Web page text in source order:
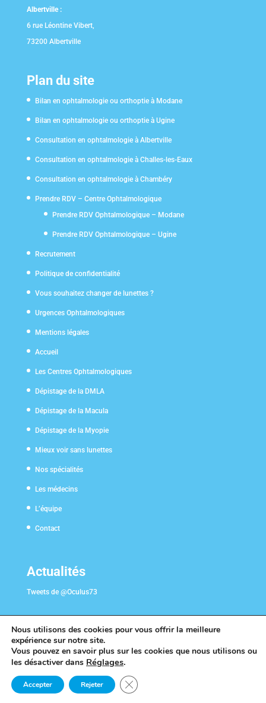
Albertville :
6 rue Léontine Vibert,
73200 Albertville
Plan du site
Bilan en ophtalmologie ou orthoptie à Modane
Bilan en ophtalmologie ou orthoptie à Ugine
Consultation en ophtalmologie à Albertville
Consultation en ophtalmologie à Challes-les-Eaux
Consultation en ophtalmologie à Chambéry
Prendre RDV – Centre Ophtalmologique
Prendre RDV Ophtalmologique – Modane
Prendre RDV Ophtalmologique – Ugine
Recrutement
Politique de confidentialité
Vous souhaitez changer de lunettes ?
Urgences Ophtalmologiques
Mentions légales
Accueil
Les Centres Ophtalmologiques
Dépistage de la DMLA
Dépistage de la Macula
Dépistage de la Myopie
Mieux voir sans lunettes
Nos spécialités
Les médecins
L’équipe
Contact
Actualités
Tweets de @Oculus73
©2019 Création de site internet médical en Savoie par
Nous utilisons des cookies pour vous offrir la meilleure
expérience sur notre site.
Vous pouvez en savoir plus sur les cookies que nous utilisons ou
les désactiver dans Réglages.
Accepter Rejeter Fermer la bannière des cookies